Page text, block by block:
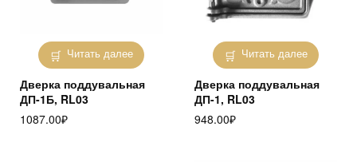
Читать далее
Дверка поддувальная
ДП-1Б, RL03
1087.00₽
Читать далее
Дверка поддувальная
ДП-1, RL03
948.00₽